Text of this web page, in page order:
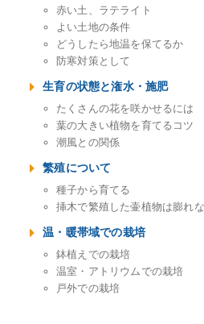
赤い土、ラテライト
よい土地の条件
どうしたら地温を保てるか
防寒対策として
生育の状態と潅水・施肥
たくさんの花を咲かせるには
葉の大きい植物を育てるコツ
潮風との関係
繁殖について
種子から育てる
挿木で繁殖した壷植物は膨れ
温・暖帯域での栽培
鉢植えでの栽培
温室・アトリウムでの栽培
戸外での栽培